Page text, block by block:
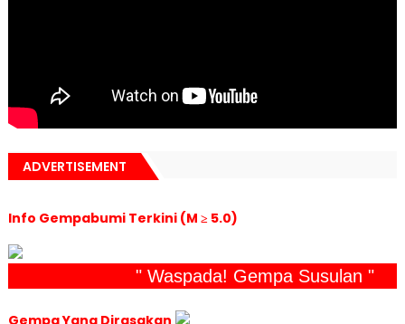
ADVERTISEMENT
Info Gempabumi Terkini (M ≥ 5.0)
" Waspada! Gempa Susulan "
Gempa Yang Dirasakan